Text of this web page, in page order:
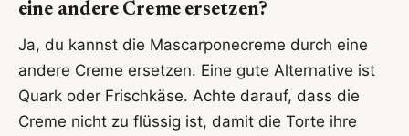
eine andere Creme ersetzen?
Ja, du kannst die Mascarponecreme durch eine
andere Creme ersetzen. Eine gute Alternative ist
Quark oder Frischkäse. Achte darauf, dass die
Creme nicht zu flüssig ist, damit die Torte ihre